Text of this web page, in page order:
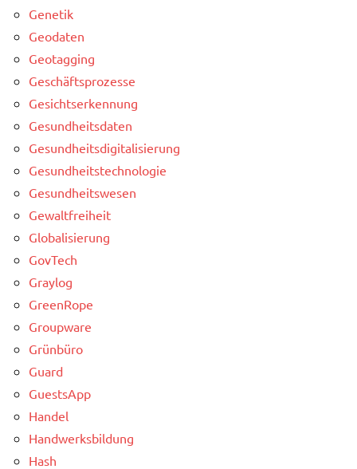
Genetik
Geodaten
Geotagging
Geschäftsprozesse
Gesichtserkennung
Gesundheitsdaten
Gesundheitsdigitalisierung
Gesundheitstechnologie
Gesundheitswesen
Gewaltfreiheit
Globalisierung
GovTech
Graylog
GreenRope
Groupware
Grünbüro
Guard
GuestsApp
Handel
Handwerksbildung
Hash